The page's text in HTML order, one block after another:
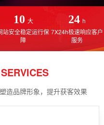
10 大
站安全稳定运行保
障
24 h
7X24h极速响应客户
服务
SERVICES
造品牌形象，提升获客效果